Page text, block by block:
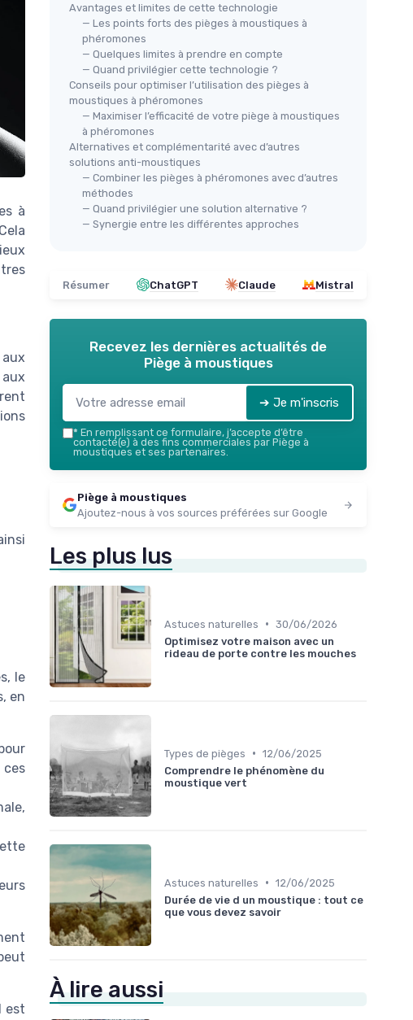
à
le
en
ces
est
Avantages et limites de cette technologie
— Les points forts des pièges à moustiques à
phéromones
— Quelques limites à prendre en compte
— Quand privilégier cette technologie ?
Conseils pour optimiser l’utilisation des pièges à
moustiques à phéromones
— Maximiser l’efficacité de votre piège à moustiques
à phéromones
Alternatives et complémentarité avec d’autres
solutions anti-moustiques
— Combiner les pièges à phéromones avec d’autres
méthodes
— Quand privilégier une solution alternative ?
— Synergie entre les différentes approches
Résumer ChatGPT Claude Mistral
Recevez les dernières actualités de
Piège à moustiques
➔ Je m'inscris
* En remplissant ce formulaire, j’accepte d’être
contacté(e) à des fins commerciales par Piège à
moustiques et ses partenaires.
Piège à moustiques
Ajoutez-nous à vos sources préférées sur Google
Les plus lus
Astuces naturelles • 30/06/2026
Optimisez votre maison avec un
rideau de porte contre les mouches
Types de pièges • 12/06/2025
Comprendre le phénomène du
moustique vert
Astuces naturelles • 12/06/2025
Durée de vie d un moustique : tout ce
que vous devez savoir
À lire aussi